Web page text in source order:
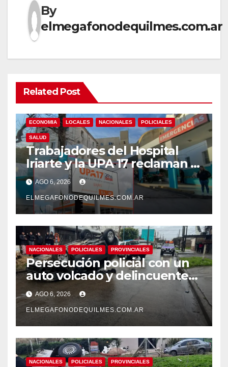
By
elmegafonodequilmes.com.ar
Related Post
ECONOMIA LOCALES NACIONALES POLICIALES
SALUD
Trabajadores del Hospital
Iriarte y la UPA 17 reclaman el
pase a planta de becarios y
mejoras laborales
AGO 6, 2026
ELMEGAFONODEQUILMES.COM.AR
NACIONALES POLICIALES PROVINCIALES
Persecución policial con un
auto volcado y delincuentes
detenidos en San Francisco
Solano
AGO 6, 2026
ELMEGAFONODEQUILMES.COM.AR
NACIONALES POLICIALES PROVINCIALES